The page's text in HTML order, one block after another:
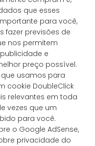
que esses
para você,
fazer previsões de
nos permitem
e
preço possível.
que usamos para
cookie DoubleClick
relevantes em toda
vezes que um
para você.
o Google AdSense,
privacidade do